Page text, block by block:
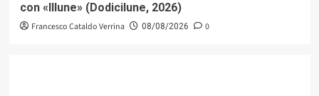
con «Illune» (Dodicilune, 2026)
Francesco Cataldo Verrina 08/08/2026 0